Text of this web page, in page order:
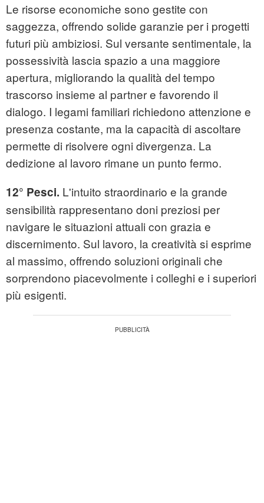
Le risorse economiche sono gestite con
saggezza, offrendo solide garanzie per i progetti
futuri più ambiziosi. Sul versante sentimentale, la
possessività lascia spazio a una maggiore
apertura, migliorando la qualità del tempo
trascorso insieme al partner e favorendo il
dialogo. I legami familiari richiedono attenzione e
presenza costante, ma la capacità di ascoltare
permette di risolvere ogni divergenza. La
dedizione al lavoro rimane un punto fermo.
12° Pesci. L'intuito straordinario e la grande
sensibilità rappresentano doni preziosi per
navigare le situazioni attuali con grazia e
discernimento. Sul lavoro, la creatività si esprime
al massimo, offrendo soluzioni originali che
sorprendono piacevolmente i colleghi e i superiori
più esigenti.